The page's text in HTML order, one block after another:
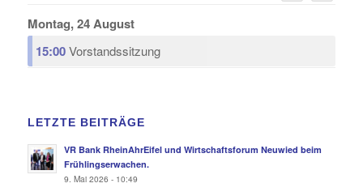
Montag, 24 August
15:00Vorstandssitzung
LETZTE BEITRÄGE
VR Bank RheinAhrEifel und Wirtschaftsforum Neuwied beim
Frühlingserwachen.
9. Mai 2026 - 10:49